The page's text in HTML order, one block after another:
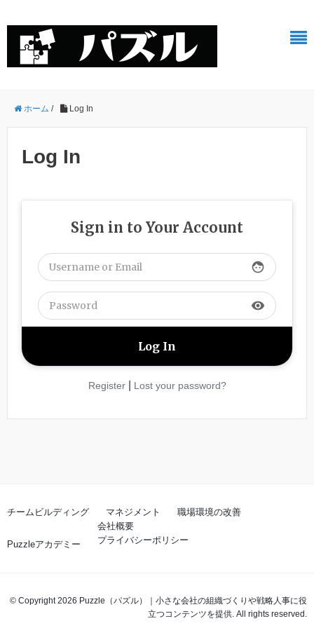
ホーム / Log In
Log In
Sign in to Your Account
face
visibility
Register| Lost your password?
チームビルディング マネジメント 職場環境の改善
Puzzleアカデミー
会社概要
プライバシーポリシー
© Copyright 2026 Puzzle（パズル）｜小さな会社の組織づくりや戦略人事に役
立つコンテンツを提供. All rights reserved.